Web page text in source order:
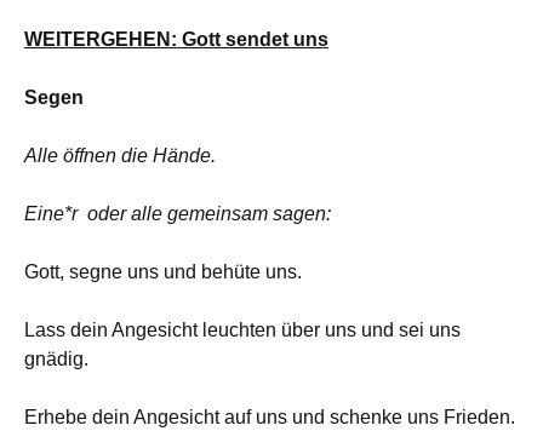
WEITERGEHEN: Gott sendet uns
Segen
Alle öffnen die Hände.
Eine*r oder alle gemeinsam sagen:
Gott, segne uns und behüte uns.
Lass dein Angesicht leuchten über uns und sei uns
gnädig.
Erhebe dein Angesicht auf uns und schenke uns Frieden.